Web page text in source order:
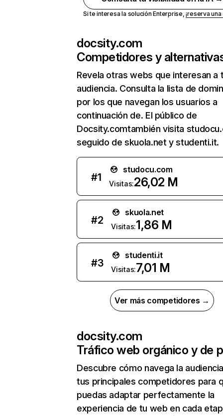
Si te interesa la solución Enterprise,¡reserva
docsity.com
Competidores y
Revela otras webs que interesan a
audiencia. Consulta la lista de
por los que navegan los usuarios a
continuación de. El público de
Docsity.comtambién visita
seguido de skuola.net y studenti.it.
#1
studocu.com
Visitas:26,02 M
#2
skuola.net
Visitas:1,86 M
#3
studenti.it
Visitas:7,01 M
Ver más competidores →
docsity.com
Tráfico web orgánico y de
Descubre cómo navega la
tus principales competidores para
puedas adaptar perfectamente la
experiencia de tu web en cada